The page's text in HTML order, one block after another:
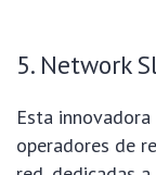
5. Network
Esta
operadores de